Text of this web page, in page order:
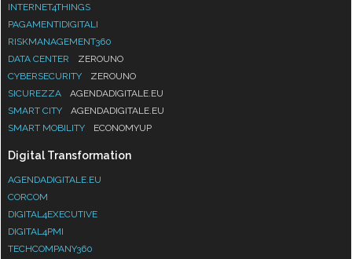
INTERNET4THINGS
PAGAMENTIDIGITALI
RISKMANAGEMENT360
DATA CENTER
ZEROUNO
CYBERSECURITY
ZEROUNO
SICUREZZA
AGENDADIGITALE.EU
SMART CITY
AGENDADIGITALE.EU
SMART MOBILITY
ECONOMYUP
Digital Transformation
AGENDADIGITALE.EU
CORCOM
DIGITAL4EXECUTIVE
DIGITAL4PMI
TECHCOMPANY360